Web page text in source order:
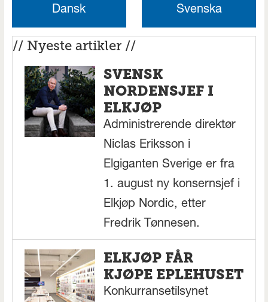
Dansk Svenska
// Nyeste artikler //
SVENSK
NORDENSJEF I
ELKJØP
Administrerende direktør
Niclas Eriksson i
Elgiganten Sverige er fra
1. august ny konsernsjef i
Elkjøp Nordic, etter
Fredrik Tønnesen.
ELKJØP FÅR
KJØPE EPLEHUSET
Konkurransetilsynet